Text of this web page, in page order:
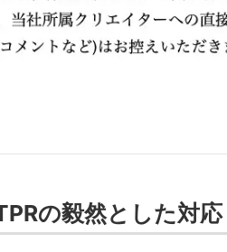
の毅然とした対応